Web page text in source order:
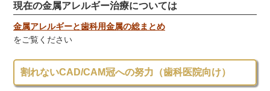
現在の金属アレルギー治療については
金属アレルギーと歯科用金属の総まとめ
をご覧ください
割れないCAD/CAM冠への努力（歯科医院向け）